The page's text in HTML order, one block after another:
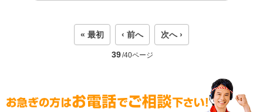
« 最初 ‹ 前へ 次へ ›
39/40ページ